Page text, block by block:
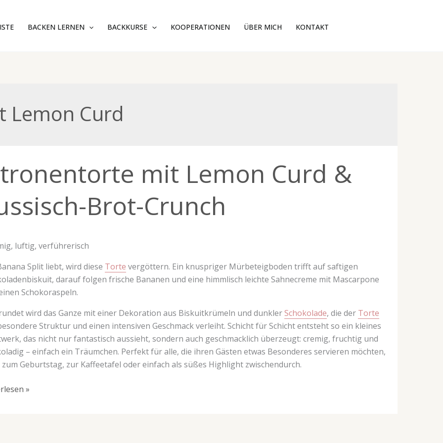
BACKEN LERNEN BACKKURSE KOOPERATIONEN ÜBER MICH KONTAKT
Curd
mit Lemon Curd &
Brot-Crunch
luftig, verführerisch
Split liebt, wird diese Torte vergöttern. Ein knuspriger Mürbeteigboden trifft auf saftigen
darauf folgen frische Bananen und eine himmlisch leichte Sahnecreme mit Mascarpone
Schokoraspeln.
wird das Ganze mit einer Dekoration aus Biskuitkrümeln und dunklerSchokolade, die der Torte
Struktur und einen intensiven Geschmack verleiht. Schicht für Schicht entsteht so ein kleines
das nicht nur fantastisch aussieht, sondern auch geschmacklich überzeugt: cremig, fruchtig und
– einfach ein Träumchen. Perfekt für alle, die ihren Gästen etwas Besonderes servieren möchten,
zum Geburtstag, zur Kaffeetafel oder einfach als süßes Highlight zwischendurch.
»